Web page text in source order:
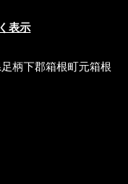
表示
柄下郡箱根町元箱根